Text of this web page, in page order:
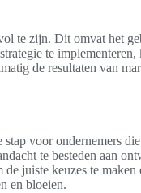
te zijn. Dit omvat het
te implementeren,
de resultaten van
stap voor ondernemers
te besteden aan
juiste keuzes te maken
en bloeien.